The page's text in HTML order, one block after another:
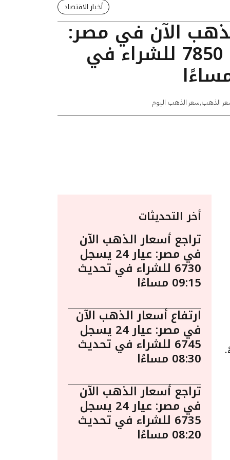
أخبار الاقتصاد
الآن في مصر:
عيار 24 يسجل 7850 للشراء في
الذهب,سعر الذهب اليوم
مساءً.
أخر التحديثات
تراجع أسعار الذهب الآن
في مصر: عيار 24 يسجل
6730 للشراء في تحديث
09:15 مساءًا
ارتفاع أسعار الذهب الآن
في مصر: عيار 24 يسجل
6745 للشراء في تحديث
08:30 مساءًا
تراجع أسعار الذهب الآن
في مصر: عيار 24 يسجل
6735 للشراء في تحديث
08:20 مساءًا